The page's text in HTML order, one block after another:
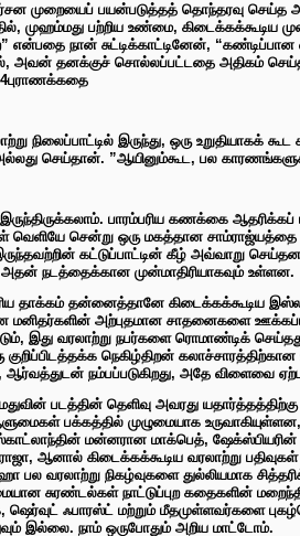
முறையைப் பயன்படுத்தத் தொந்தரவு
முஹம்மது பற்றிய உண்மை,
நான் சுட்டிக்காட்டினேன், “கண்டிப்பான
அவன் தனக்குச் சொல்லப்பட்டதை அதிகம்
நிலைப்பாட்டில் இருந்து, ஒரு
செய்தான். ”ஆயினும்கூட, பல
இருந்திருக்கலாம். பாரம்பரிய கணக்கை
வெளியே சென்று ஒரு மகத்தான
கட்டுப்பாட்டின் கீழ் அவ்வாறு
அதன் நடத்தைக்கான முன்மாதிரியாகவும் உள்ளன.
தாக்கம் தன்னைத்தானே கிடைக்கக்கூடிய
மனிதர்களின் அற்புதமான சாதனைகளை
இது வரலாற்று நபர்களை ரொமாண்டிக்
குறிப்பிடத்தக்க நெகிழ்திறன்
நம்பப்படுகிறது, அதே விளைவை
படத்தின் தெளிவு அவரது
பக்கத்தில் முழுமையாக
மன்னரான மாக்பெத்,
ஆனால் கிடைக்கக்கூடிய வரலாற்று
பல வரலாற்று நிகழ்வுகளை துல்லியமாக
சுரண்டல்கள் நாட்டுப்புற கதைகளின்
ஷெர்வுட் ஃபாரஸ்ட் மற்றும் மீதமுள்ளவர்களை
இல்லை. நாம் ஒருபோதும் அறிய மாட்டோம்.